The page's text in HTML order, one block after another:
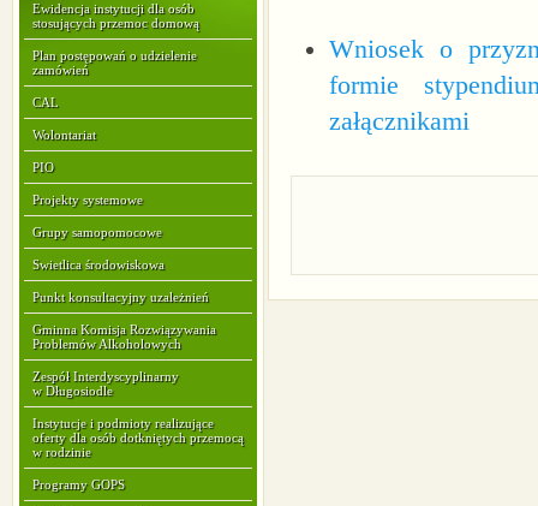
Ewidencja instytucji dla osób
stosujących przemoc domową
Plan postępowań o udzielenie
zamówień
CAL
Wolontariat
PIO
Projekty systemowe
Grupy samopomocowe
Swietlica środowiskowa
Punkt konsultacyjny uzależnień
Gminna Komisja Rozwiązywania
Problemów Alkoholowych
Zespół Interdyscyplinarny
w Długosiodle
Instytucje i podmioty realizujące
oferty dla osób dotkniętych przemocą
w rodzinie
Programy GOPS
Wniosek o
formie
załącznikami